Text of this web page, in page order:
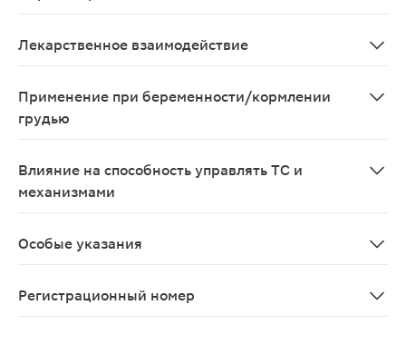
Лекарственное взаимодействие
Применение при беременности/кормлении
грудью
Влияние на способность управлять ТС и
механизмами
Особые указания
Регистрационный номер